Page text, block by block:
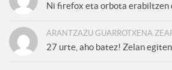
Ni firefox eta orbota erabiltzen
ARANTZAZU GUARROTXENA
27 urte, aho batez! Zelan